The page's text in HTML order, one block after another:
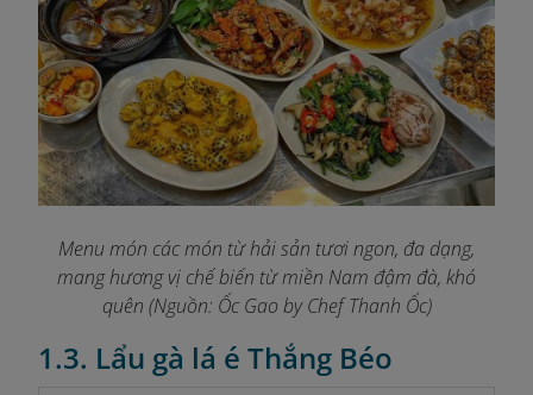
Menu món các món từ hải sản tươi ngon, đa dạng,
mang hương vị chế biến từ miền Nam đậm đà, khó
quên (Nguồn: Ốc Gao by Chef Thanh Ốc)
1.3. Lẩu gà lá é Thắng Béo